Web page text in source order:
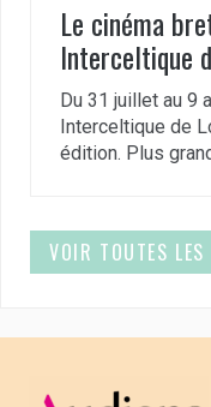
Le cinéma
Interceltique
Du 31 juillet au 9
Interceltique de
édition. Plus
VOIR TOUTES